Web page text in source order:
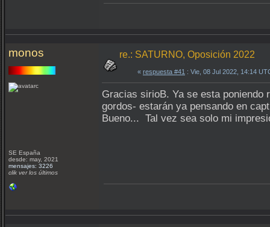
monos
SE España
desde: may, 2021
mensajes: 3226
clik ver los últimos
re.: SATURNO, Oposición 2022
« respuesta #41 : Vie, 08 Jul 2022, 14:14
Gracias sirioB. Ya se esta poniendo
gordos- estarán ya pensando en
Bueno... Tal vez sea solo mi